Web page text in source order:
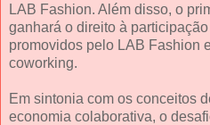
LAB Fashion. Além disso, o
ganhará o direito à
promovidos pelo LAB Fashion
coworking.
Em sintonia com os conceitos
economia colaborativa, o